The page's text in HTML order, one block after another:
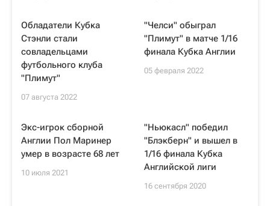
Обладатели Кубка
Стэнли стали
совладельцами
футбольного клуба
"Плимут"
07 августа 2022
"Челси" обыграл
"Плимут" в матче 1/16
финала Кубка Англии
05 февраля 2022
Экс-игрок сборной
Англии Пол Маринер
умер в возрасте 68 лет
10 июля 2021
"Ньюкасл" победил
"Блэкберн" и вышел в
1/16 финала Кубка
Английской лиги
16 сентября 2020